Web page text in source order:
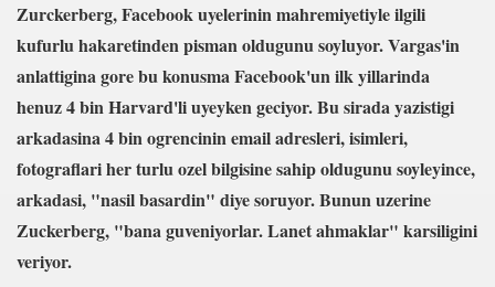
Zurckerberg, Facebook uyelerinin mahremiyetiyle ilgili
kufurlu hakaretinden pisman oldugunu soyluyor. Vargas'in
anlattigina gore bu konusma Facebook'un ilk yillarinda
henuz 4 bin Harvard'li uyeyken geciyor. Bu sirada yazistigi
arkadasina 4 bin ogrencinin email adresleri, isimleri,
fotograflari her turlu ozel bilgisine sahip oldugunu soyleyince,
arkadasi, "nasil basardin" diye soruyor. Bunun uzerine
Zuckerberg, "bana guveniyorlar. Lanet ahmaklar" karsiligini
veriyor.
Yazılı Tişörtle Çıktı
Kupadan Elendi
Olmayız